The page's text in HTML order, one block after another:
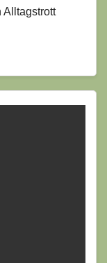
Alltagstrott